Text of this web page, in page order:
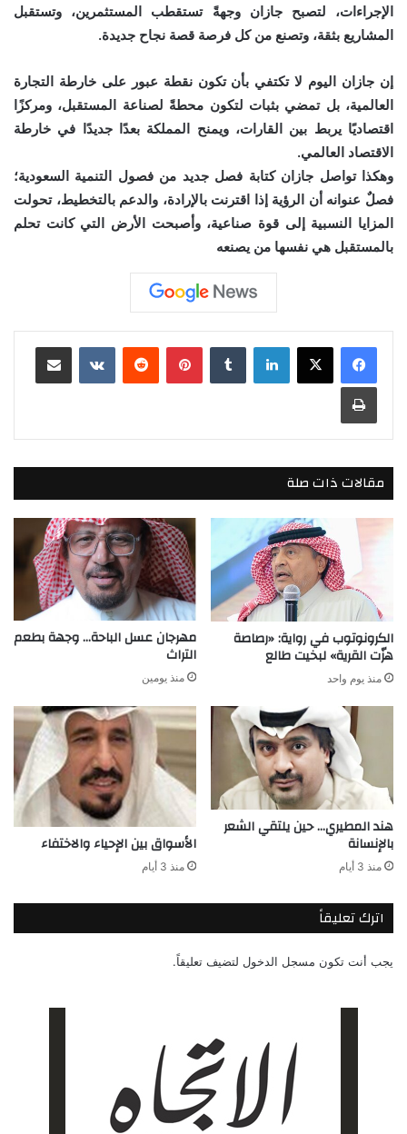
الإجراءات، لتصبح جازان وجهةً تستقطب المستثمرين، وتستقبل
المشاريع بثقة، وتصنع من كل فرصة قصة نجاح جديدة.
إن جازان اليوم لا تكتفي بأن تكون نقطة عبور على خارطة التجارة
العالمية، بل تمضي بثبات لتكون محطةً لصناعة المستقبل، ومركزًا
اقتصاديًا يربط بين القارات، ويمنح المملكة بعدًا جديدًا في خارطة
الاقتصاد العالمي.
وهكذا تواصل جازان كتابة فصل جديد من فصول التنمية السعودية؛
فصلٌ عنوانه أن الرؤية إذا اقترنت بالإرادة، والدعم بالتخطيط، تحولت
المزايا النسبية إلى قوة صناعية، وأصبحت الأرض التي كانت تحلم
بالمستقبل هي نفسها من يصنعه
لينكدإن بينتيريست مشاركة عبر البريد
طباعة
مقالات ذات صلة
الكرونوتوب في رواية: «رصاصة
هزّت القرية» لبخيت طالع
منذ يوم واحد
مهرجان عسل الباحة… وجهة بطعم
التراث
منذ يومين
هند المطيري… حين يلتقي الشعر
بالإنسانة
منذ 3 أيام
الأسواق بين الإحياء والاختفاء
منذ 3 أيام
اترك تعليقاً
يجب أنت تكون مسجل الدخول لتضيف تعليقاً.